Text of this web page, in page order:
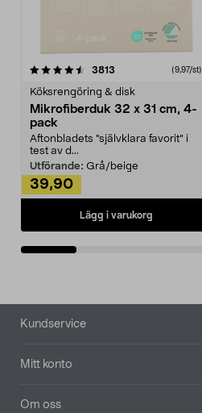
3813 (9,97/st)
Köksrengöring & disk
Mikrofiberduk 32 x 31 cm, 4-
pack
Aftonbladets "självklara favorit” i
test av d...
Utförande: Grå/beige
39,90
Lägg i varukorg
4.0av 5 stjärnor
Sidfot
Kundservice
Mitt konto
Om oss